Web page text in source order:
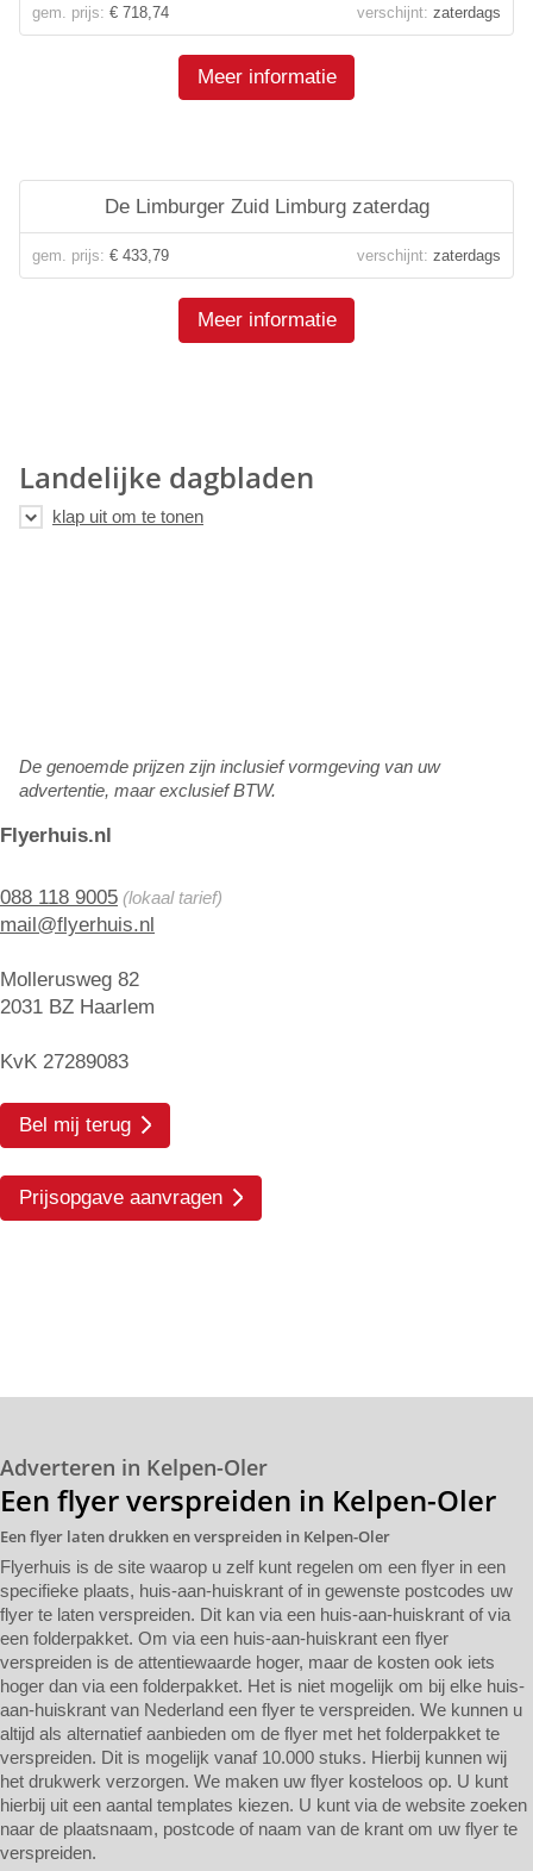
Flyerhuis.nl
088 118 9005 (lokaal tarief)
mail@flyerhuis.nl
Mollerusweg 82
2031 BZ Haarlem
KvK 27289083
Bel mij terug
Prijsopgave aanvragen
gem. prijs: € 718,74 verschijnt: zaterdags
Meer informatie
De Limburger Zuid Limburg zaterdag
gem. prijs: € 433,79 verschijnt: zaterdags
Meer informatie
Landelijke dagbladen
De genoemde prijzen zijn inclusief vormgeving van uw
advertentie, maar exclusief BTW.
Adverteren in Kelpen-Oler
Een flyer verspreiden in Kelpen-Oler
Een flyer laten drukken en verspreiden in Kelpen-Oler
Flyerhuis is de site waarop u zelf kunt regelen om een flyer in een
specifieke plaats, huis-aan-huiskrant of in gewenste postcodes uw
flyer te laten verspreiden. Dit kan via een huis-aan-huiskrant of via
een folderpakket. Om via een huis-aan-huiskrant een flyer
verspreiden is de attentiewaarde hoger, maar de kosten ook iets
hoger dan via een folderpakket. Het is niet mogelijk om bij elke huis-
aan-huiskrant van Nederland een flyer te verspreiden. We kunnen u
altijd als alternatief aanbieden om de flyer met het folderpakket te
verspreiden. Dit is mogelijk vanaf 10.000 stuks. Hierbij kunnen wij
het drukwerk verzorgen. We maken uw flyer kosteloos op. U kunt
hierbij uit een aantal templates kiezen. U kunt via de website zoeken
naar de plaatsnaam, postcode of naam van de krant om uw flyer te
verspreiden.